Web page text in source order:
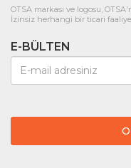
OTSA markası ve logosu,
İzinsiz herhangi bir ticari
E-BÜLTEN